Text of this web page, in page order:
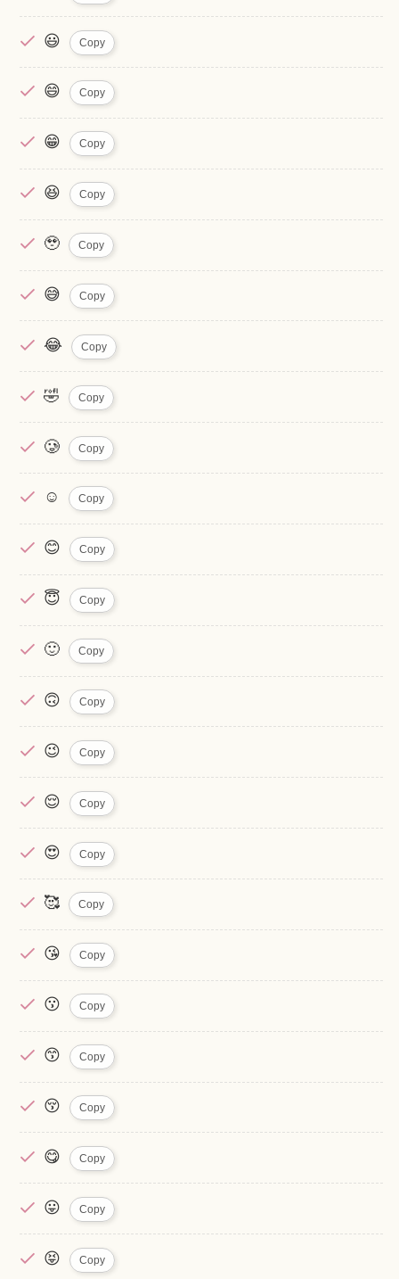
😃 Copy
😄 Copy
😁 Copy
😆 Copy
🥹 Copy
😅 Copy
😂 Copy
🤣 Copy
🥲 Copy
☺️ Copy
😊 Copy
😇 Copy
🙂 Copy
🙃 Copy
😉 Copy
😌 Copy
😍 Copy
🥰 Copy
😘 Copy
😗 Copy
😙 Copy
😚 Copy
😋 Copy
😛 Copy
😝 Copy